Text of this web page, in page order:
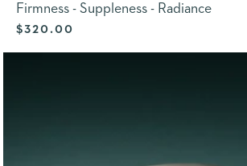
Firmness - Suppleness - Radiance
Selling price
$320.00